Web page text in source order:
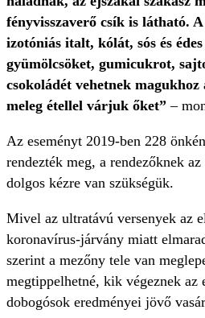
fényvisszaverő csík is látható.
izotóniás italt, kólát, sós és
gyümölcsöket, gumicukrot,
csokoládét vehetnek magukhoz
meleg étellel várjuk őket” –
Az eseményt 2019-ben 228
rendezték meg, a rendezőknek
dolgos kézre van szükségük.
Mivel az ultratávú versenyek az
koronavírus-járvány miatt
szerint a mezőny tele van
megtippelhetné, kik végeznek az
dobogósok eredményei jövő